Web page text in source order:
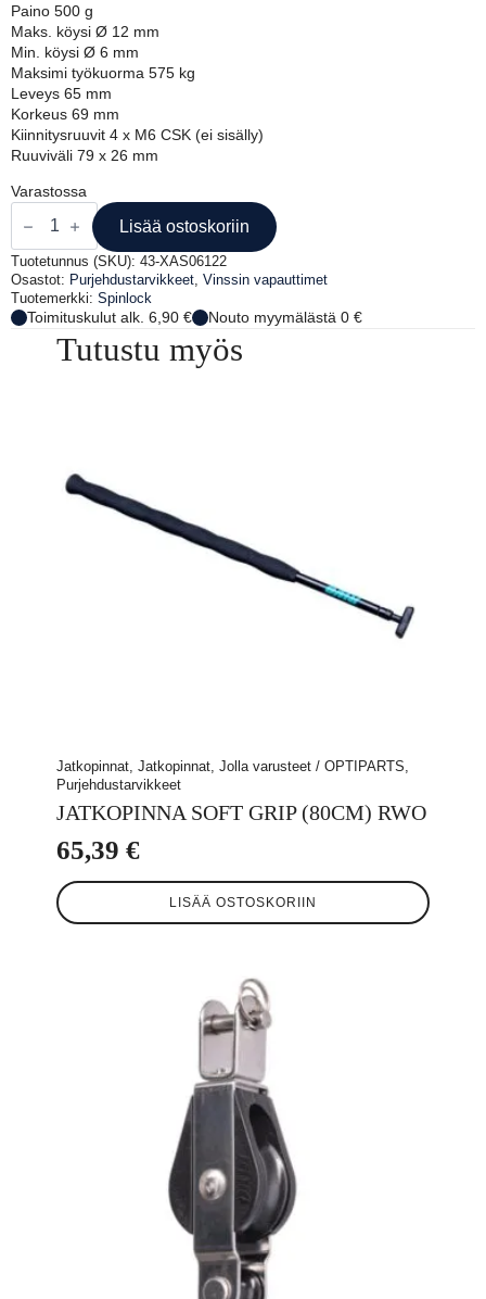
Paino 500 g
Maks. köysi Ø 12 mm
Min. köysi Ø 6 mm
Maksimi työkuorma 575 kg
Leveys 65 mm
Korkeus 69 mm
Kiinnitysruuvit 4 x M6 CSK (ei sisälly)
Ruuviväli 79 x 26 mm
Varastossa
XAS
vapauttaja,
6-
12mm
tupla
määrä
Lisää ostoskoriin
Tuotetunnus (SKU): 43-XAS06122
Osastot: Purjehdustarvikkeet Vinssin vapauttimet
Tuotemerkki: Spinlock
Toimituskulut alk. 6,90 € Nouto myymälästä 0 €
Tutustu myös
Jatkopinnat, Jatkopinnat, Jolla varusteet / OPTIPARTS,
Purjehdustarvikkeet
JATKOPINNA SOFT GRIP (80CM) RWO
65,39 €
LISÄÄ OSTOSKORIIN